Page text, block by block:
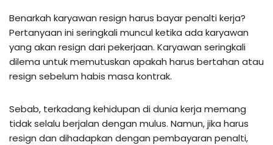
Benarkah karyawan resign harus bayar penalti kerja?
Pertanyaan ini seringkali muncul ketika ada karyawan
yang akan resign dari pekerjaan. Karyawan seringkali
dilema untuk memutuskan apakah harus bertahan atau
resign sebelum habis masa kontrak.
Sebab, terkadang kehidupan di dunia kerja memang
tidak selalu berjalan dengan mulus. Namun, jika harus
resign dan dihadapkan dengan pembayaran penalti,